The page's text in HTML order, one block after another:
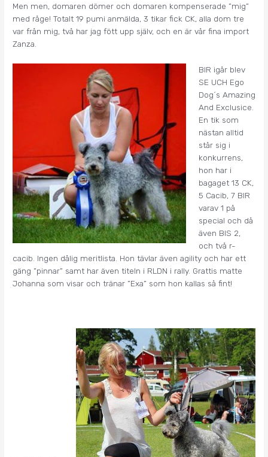
Men men, domaren dömer och domaren kompenserade ”mig”
med råge! Totalt 19 pumi anmälda, 3 tikar fick CK, alla dom tre
var från mig, två har jag fött upp själv, och en är vår fina import
Zanza.
BIR igår blev
SE UCH Ego
Dog´s Amazing
And Exclusice.
En tik som
nästan alltid
står sig i
konkurrens,
hon har i
bagaget 13 CK,
5 Cacib, 7 BIR
varav 1 på
special och då
även BIS 2,
och två r-
cacib. Ingen dålig meritlista. Hon tävlar även agility och har ett
gäng ”pinnar” samt har även titeln i RLDN i rally. Grattis matte
Johanna som visar och tränar ”Exa” som hon kallas så fint!